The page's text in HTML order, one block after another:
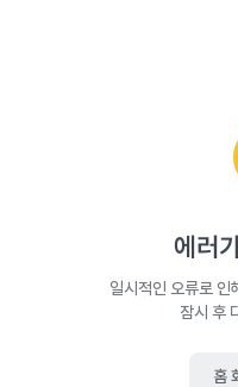
에러
일시적인 오류로 인
잠시 후
홈